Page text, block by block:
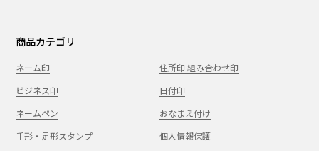
商品カテゴリ
ネーム印
住所印 組み合わせ印
ビジネス印
日付印
ネームペン
おなまえ付け
手形・足形スタンプ
個人情報保護